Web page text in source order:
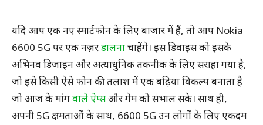
यदि आप एक नए स्मार्टफोन के लिए बाजार में हैं, तो आप Nokia
6600 5G पर एक नज़रडालनाचाहेंगे। इस डिवाइस को इसके
अभिनव डिजाइन और अत्याधुनिक तकनीक के लिए सराहा गया है,
जो इसे किसी ऐसे फोन की तलाश में एक बढ़िया विकल्प बनाता है
जो आज के मांगवाले ऐप्सऔर गेम को संभाल सके। साथ ही,
अपनी 5G क्षमताओं के साथ, 6600 5G उन लोगों के लिए एकदम